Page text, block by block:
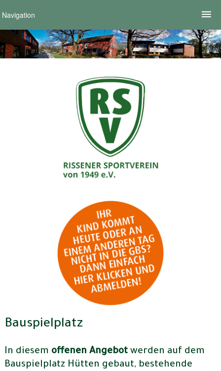
Navigation
Bauspielplatz
In diesem offenen Angebotwerden auf dem
Bauspielplatz Hütten gebaut, bestehende